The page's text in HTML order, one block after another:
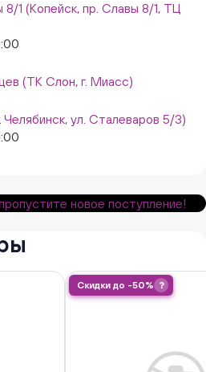
8/1 (Копейск, пр. Славы 8/1, ТЦ
(ТК Слон, г. Миасс)
ул. Сталеваров 5/3)
новое поступление!
Скидки до -50% ?